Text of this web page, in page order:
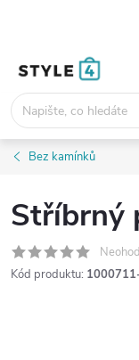
Bez kamínků
Stříbrný
Kód produktu: